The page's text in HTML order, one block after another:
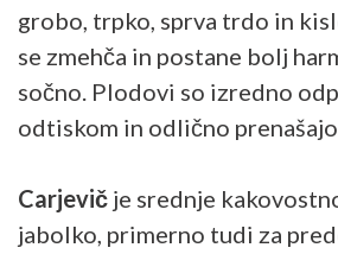
grobo, trpko, sprva trdo in
se zmehča in postane bolj
sočno. Plodovi so izredno
odtiskom in odlično
Carjevič je srednje
jabolko, primerno tudi za